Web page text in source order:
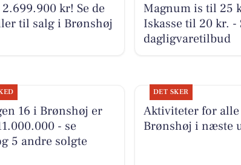
kr! Se de
til salg i Brønshøj
Magnum is til 25
Iskasse til 20 kr. -
dagligvaretilbud
16 i Brønshøj er
- se
5 andre solgte
DET SKER
Aktiviteter for
Brønshøj i næste